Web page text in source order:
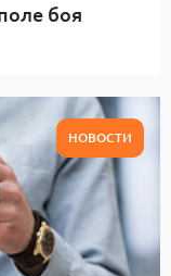
боя
НОВОСТИ